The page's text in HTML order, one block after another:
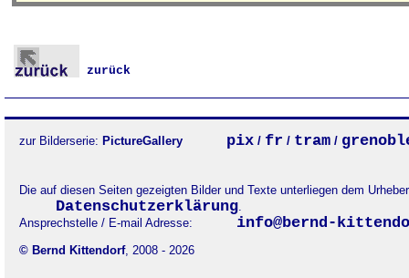
zurück
zur Bilderserie: PictureGallery pix / fr / tram /
Die auf diesen Seiten gezeigten Bilder und Texte unterliegen dem
Datenschutzerklärung.
Ansprechstelle / E-mail Adresse:
info@bernd-
© Bernd Kittendorf, 2008 - 2026